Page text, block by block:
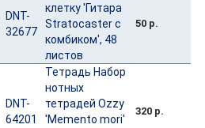
DNT-
32677
клетку 'Гитара
Stratocaster с
комбиком', 48
листов
50 р.
DNT-
64201
Тетрадь Набор
нотных
тетрадей Ozzy
'Memento mori'
320 р.